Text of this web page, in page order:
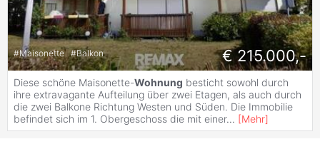
#Maisonette #Balkon € 215.000,-
Diese schöne Maisonette-Wohnung besticht sowohl durch
ihre extravagante Aufteilung über zwei Etagen, als auch durch
die zwei Balkone Richtung Westen und Süden. Die Immobilie
befindet sich im 1. Obergeschoss die mit einer... [Mehr]